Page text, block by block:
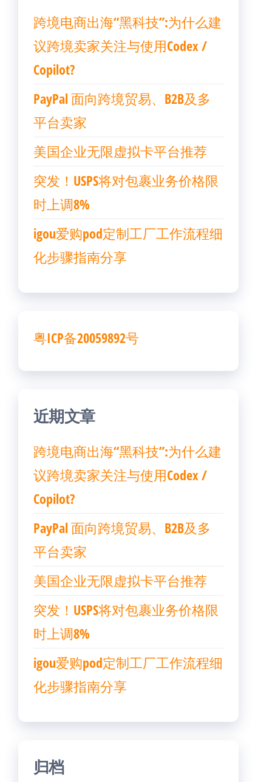
跨境电商出海“黑科技”:为什么建
议跨境卖家关注与使用Codex /
Copilot?
PayPal 面向跨境贸易、B2B及多
平台卖家
美国企业无限虚拟卡平台推荐
突发！USPS将对包裹业务价格限
时上调8%
igou爱购pod定制工厂工作流程细
化步骤指南分享
粤ICP备20059892号
近期文章
跨境电商出海“黑科技”:为什么建
议跨境卖家关注与使用Codex /
Copilot?
PayPal 面向跨境贸易、B2B及多
平台卖家
美国企业无限虚拟卡平台推荐
突发！USPS将对包裹业务价格限
时上调8%
igou爱购pod定制工厂工作流程细
化步骤指南分享
归档